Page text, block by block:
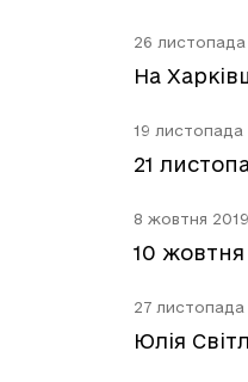
26 листопада
На
19 листопада
21
8 жовтня
10 жовтня
27 листопада
Юлія